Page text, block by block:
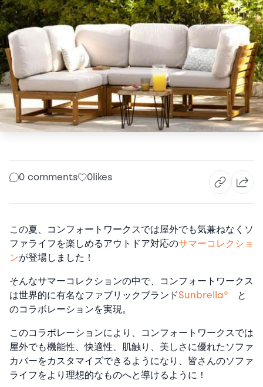
0 comments 0likes
この夏、コンフォートワークスでは屋外でも気兼ねなくソ
ファライフを楽しめるアウトドア対応のサマーコレクショ
ンが登場しました！
そんなサマーコレクションの中で、コンフォートワークス
は世界的に有名なファブリックブランドSunbrella® と
のコラボレーションを実現。
このコラボレーションにより、コンフォートワークスでは
屋外でも機能性、快適性、肌触り、美しさに優れたソファ
カバーをカスタマイズできるようになり、皆さんのソファ
ライフをより理想的なものへと導けるように！